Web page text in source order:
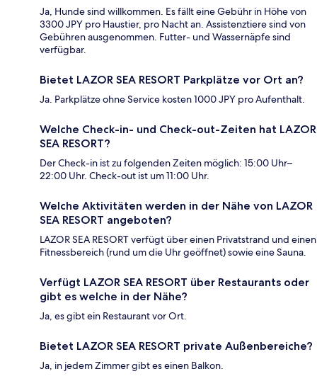
Ja, Hunde sind willkommen. Es fällt eine Gebühr in Höhe von
3300 JPY pro Haustier, pro Nacht an. Assistenztiere sind von
Gebühren ausgenommen. Futter- und Wassernäpfe sind
verfügbar.
Bietet LAZOR SEA RESORT Parkplätze vor Ort an?
Ja. Parkplätze ohne Service kosten 1000 JPY pro Aufenthalt.
Welche Check-in- und Check-out-Zeiten hat LAZOR
SEA RESORT?
Der Check-in ist zu folgenden Zeiten möglich: 15:00 Uhr–
22:00 Uhr. Check-out ist um 11:00 Uhr.
Welche Aktivitäten werden in der Nähe von LAZOR
SEA RESORT angeboten?
LAZOR SEA RESORT verfügt über einen Privatstrand und einen
Fitnessbereich (rund um die Uhr geöffnet) sowie eine Sauna.
Verfügt LAZOR SEA RESORT über Restaurants oder
gibt es welche in der Nähe?
Ja, es gibt ein Restaurant vor Ort.
Bietet LAZOR SEA RESORT private Außenbereiche?
Ja, in jedem Zimmer gibt es einen Balkon.